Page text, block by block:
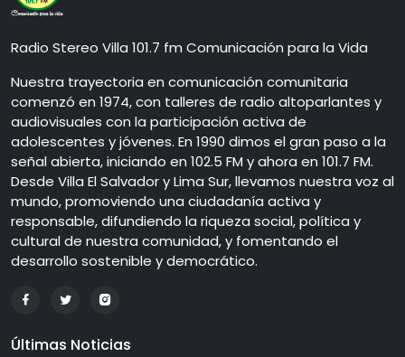
Radio Stereo Villa 101.7 fm Comunicación para la Vida
Nuestra trayectoria en comunicación comunitaria
comenzó en 1974, con talleres de radio altoparlantes y
audiovisuales con la participación activa de
adolescentes y jóvenes. En 1990 dimos el gran paso a la
señal abierta, iniciando en 102.5 FM y ahora en 101.7 FM.
Desde Villa El Salvador y Lima Sur, llevamos nuestra voz al
mundo, promoviendo una ciudadanía activa y
responsable, difundiendo la riqueza social, política y
cultural de nuestra comunidad, y fomentando el
desarrollo sostenible y democrático.
Últimas Noticias